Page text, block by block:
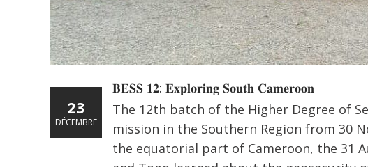
𝐁𝐄𝐒𝐒 𝟏𝟐: 𝐄𝐱𝐩𝐥𝐨𝐫𝐢𝐧𝐠 𝐒𝐨𝐮𝐭𝐡 𝐂𝐚𝐦𝐞𝐫𝐨𝐨𝐧
The 12th batch of the Higher Degree of
mission in the Southern Region from 30
the equatorial part of Cameroon, the 31
23
DÉCEMBRE